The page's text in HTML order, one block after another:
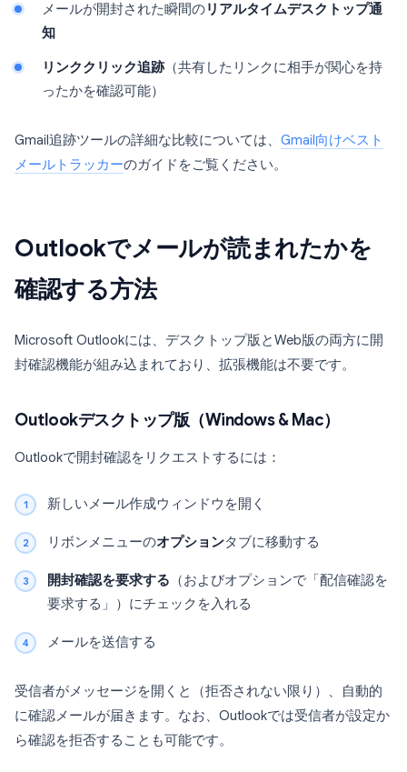
メールが開封された瞬間のリアルタイムデスクトップ通
知
リンククリック追跡 （共有したリンクに相手が関心を持
ったかを確認可能）
Gmail追跡ツールの詳細な比較については、 Gmail向けベスト
メールトラッカーのガイドをご覧ください。
Outlookでメールが読まれたかを
確認する方法
Microsoft Outlookには、デスクトップ版とWeb版の両方に開
封確認機能が組み込まれており、拡張機能は不要です。
Outlookデスクトップ版（Windows & Mac）
Outlookで開封確認をリクエストするには：
新しいメール作成ウィンドウを開く
リボンメニューのオプションタブに移動する
開封確認を要求する （およびオプションで「配信確認を
要求する」）にチェックを入れる
メールを送信する
受信者がメッセージを開くと（拒否されない限り）、自動的
に確認メールが届きます。なお、Outlookでは受信者が設定か
ら確認を拒否することも可能です。